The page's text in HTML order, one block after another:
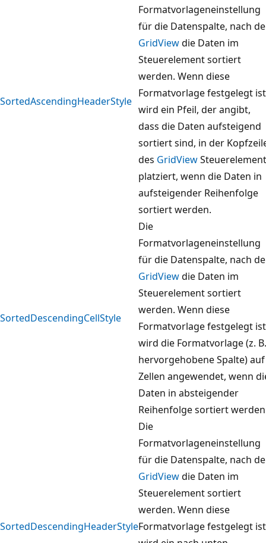
SortedAscendingHeaderStyle
Formatvorlageneinstellung
für die Datenspalte, nach
GridViewdie Daten im
Steuerelement sortiert
werden. Wenn diese
Formatvorlage festgelegt
wird ein Pfeil, der angibt,
dass die Daten aufsteigend
sortiert sind, in der
des GridView
platziert, wenn die Daten in
aufsteigender Reihenfolge
sortiert werden.
SortedDescendingCellStyle
Die
Formatvorlageneinstellung
für die Datenspalte, nach
GridViewdie Daten im
Steuerelement sortiert
werden. Wenn diese
Formatvorlage festgelegt
wird die Formatvorlage (z. B.
hervorgehobene Spalte) auf
Zellen angewendet, wenn
Daten in absteigender
Reihenfolge sortiert
SortedDescendingHeaderStyle
Die
Formatvorlageneinstellung
für die Datenspalte, nach
GridViewdie Daten im
Steuerelement sortiert
werden. Wenn diese
Formatvorlage festgelegt